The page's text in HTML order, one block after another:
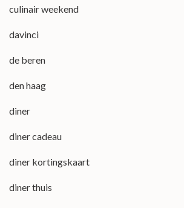
culinair weekend
davinci
de beren
den haag
diner
diner cadeau
diner kortingskaart
diner thuis